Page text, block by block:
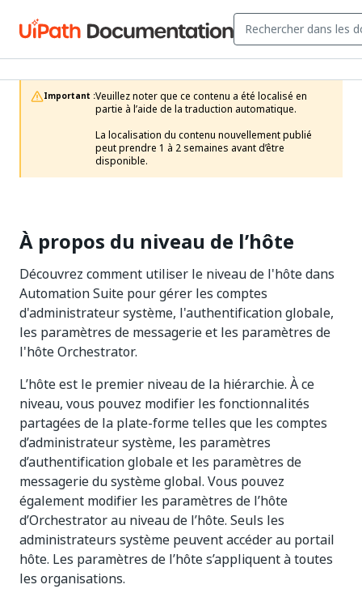
Important :Veuillez noter que ce contenu a été localisé en
partie à l’aide de la traduction automatique.
La localisation du contenu nouvellement publié
peut prendre 1 à 2 semaines avant d’être
disponible.
À propos du niveau de l’hôte
Découvrez comment utiliser le niveau de l'hôte dans
Automation Suite pour gérer les comptes
d'administrateur système, l'authentification globale,
les paramètres de messagerie et les paramètres de
l'hôte Orchestrator.
L’hôte est le premier niveau de la hiérarchie. À ce
niveau, vous pouvez modifier les fonctionnalités
partagées de la plate-forme telles que les comptes
d’administrateur système, les paramètres
d’authentification globale et les paramètres de
messagerie du système global. Vous pouvez
également modifier les paramètres de l’hôte
d’Orchestrator au niveau de l’hôte. Seuls les
administrateurs système peuvent accéder au portail
hôte. Les paramètres de l’hôte s’appliquent à toutes
les organisations.